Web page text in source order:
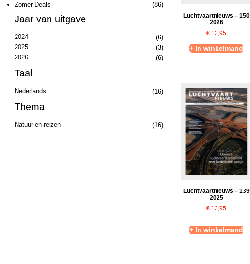
Zomer Deals
(86)
Jaar van uitgave
2024
(6)
2025
(3)
2026
(6)
Taal
Nederlands (16)
Thema
Natuur en reizen (16)
Luchtvaartnieuws – 150
2026
€ 13,95
+ In winkelmand
Luchtvaartnieuws – 139
2025
€ 13,95
+ In winkelmand